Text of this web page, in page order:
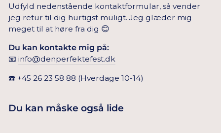
Udfyld nedenstående kontaktformular, så vender
jeg retur til dig hurtigst muligt. Jeg glæder mig
meget til at høre fra dig 😊
Du kan kontakte mig på:
📧 info@denperfektefest.dk
☎️ +45 26 23 58 88 (Hverdage 10-14)
Du kan måske også lide